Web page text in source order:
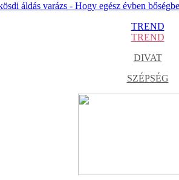
áldás varázs - Hogy egész évben
TREND
TREND
DIVAT
SZÉPSÉG